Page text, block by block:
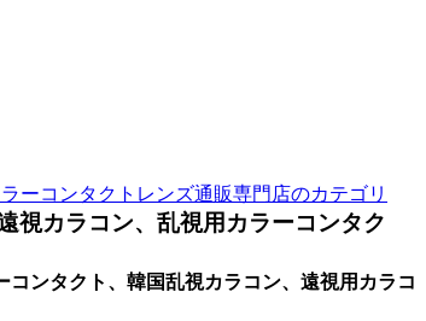
ーコンタクトレンズ通販専門店のカテゴリ
視カラコン、乱視用カラーコンタク
ンタクト、韓国乱視カラコン、遠視用カラコ